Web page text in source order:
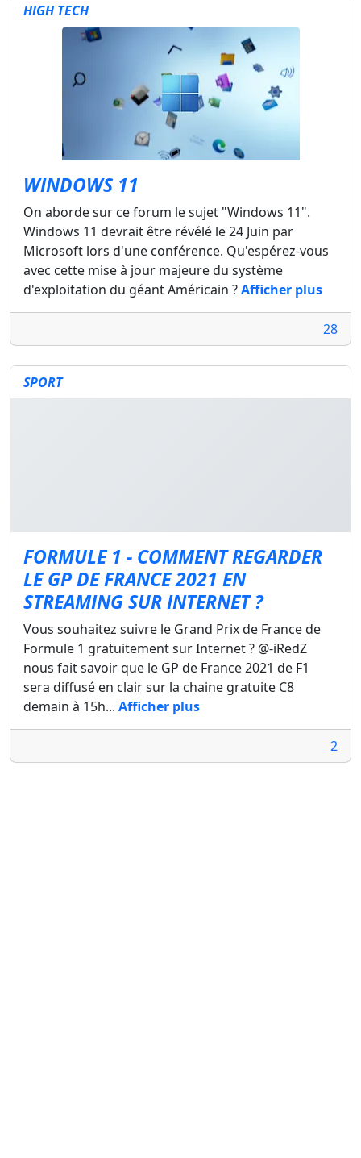
HIGH TECH
WINDOWS 11
On aborde sur ce forum le sujet "Windows 11".
Windows 11 devrait être révélé le 24 Juin par
Microsoft lors d'une conférence. Qu'espérez-vous
avec cette mise à jour majeure du système
d'exploitation du géant Américain ?Afficher plus
28
SPORT
FORMULE 1 - COMMENT REGARDER
LE GP DE FRANCE 2021 EN
STREAMING SUR INTERNET ?
Vous souhaitez suivre le Grand Prix de France de
Formule 1 gratuitement sur Internet ? @-iRedZ
nous fait savoir que le GP de France 2021 de F1
sera diffusé en clair sur la chaine gratuite C8
demain à 15h... Afficher plus
2